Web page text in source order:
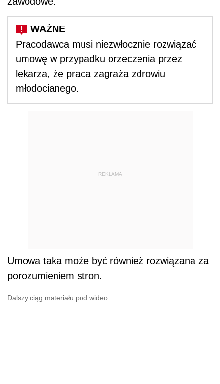
Pracodawca musi niezwłocznie rozwiązać
umowę w przypadku orzeczenia przez
lekarza, że praca zagraża zdrowiu
młodocianego.
REKLAMA
Umowa taka może być również rozwiązana za
porozumieniem stron.
Dalszy ciąg materiału pod wideo